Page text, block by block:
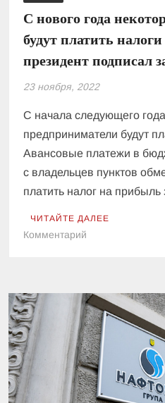
С нового года
будут платить
президент подписал
23 ноября, 2022
С начала следующего
предприниматели будут
Авансовые платежи в
с владельцев пунктов
платить налог на
ЧИТАЙТЕ ДАЛЕЕ
Комментарий
некоторые
украинцы
будут
платить
налоги
авансом:
президент